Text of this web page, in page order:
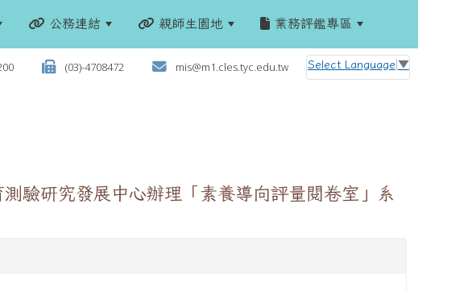
公務連結 親師生園地 業務評鑑專區
(03)-4708472 mis@m1.cles.tyc.edu.tw Select Language ▼
驗研究發展中心辦理「素養導向評量閱卷室」系